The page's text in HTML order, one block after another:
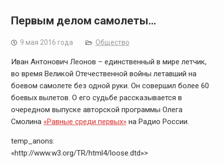
Первым делом самолеты…
9 мая 2016 года Общество
Иван Антонович Леонов – единственный в мире летчик,
во время Великой Отечественной войны летавший на
боевом самолете без одной руки. Он совершил более 60
боевых вылетов. О его судьбе рассказывается в
очередном выпуске авторской программы Олега
Смолина «Равные среди первых»на Радио России.
temp_anons:
«http://www.w3.org/TR/html4/loose.dtd»>